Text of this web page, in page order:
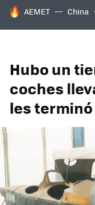
HOY SE HABLA DE
AEMET China
Hubo un
coches
les